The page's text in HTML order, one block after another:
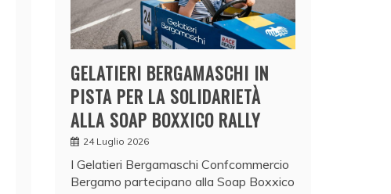
GELATIERI BERGAMASCHI IN
PISTA PER LA SOLIDARIETÀ
ALLA SOAP BOXXICO RALLY
24 Luglio 2026
I Gelatieri Bergamaschi Confcommercio
Bergamo partecipano alla Soap Boxxico